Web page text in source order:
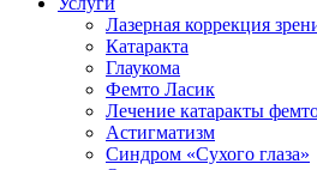
Лазерная коррекция
Катаракта
Глаукома
Фемто Ласик
Лечение катаракты
Астигматизм
Синдром «Сухого глаза»